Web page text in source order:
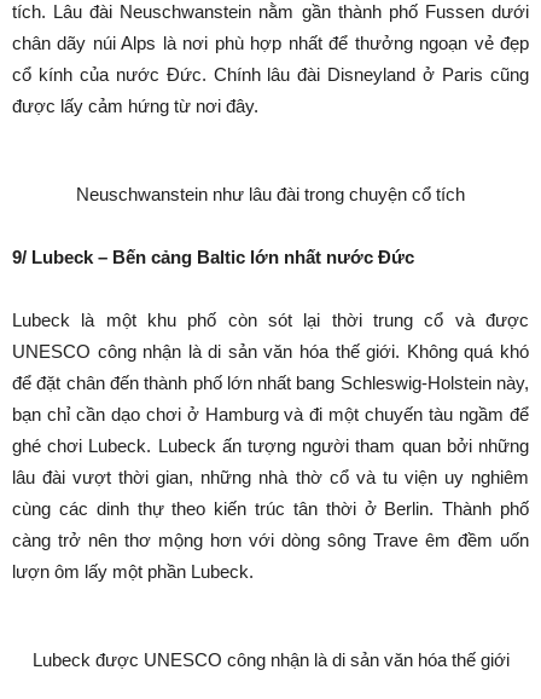
tích. Lâu đài Neuschwanstein nằm gần thành phố Fussen dưới
chân dãy núi Alps là nơi phù hợp nhất để thưởng ngoạn vẻ đẹp
cổ kính của nước Đức. Chính lâu đài Disneyland ở Paris cũng
được lấy cảm hứng từ nơi đây.
Neuschwanstein như lâu đài trong chuyện cổ tích
9/ Lubeck – Bến cảng Baltic lớn nhất nước Đức
Lubeck là một khu phố còn sót lại thời trung cổ và được
UNESCO công nhận là di sản văn hóa thế giới. Không quá khó
để đặt chân đến thành phố lớn nhất bang Schleswig-Holstein này,
bạn chỉ cần dạo chơi ở Hamburg và đi một chuyến tàu ngầm để
ghé chơi Lubeck. Lubeck ấn tượng người tham quan bởi những
lâu đài vượt thời gian, những nhà thờ cổ và tu viện uy nghiêm
cùng các dinh thự theo kiến trúc tân thời ở Berlin. Thành phố
càng trở nên thơ mộng hơn với dòng sông Trave êm đềm uốn
lượn ôm lấy một phần Lubeck.
Lubeck được UNESCO công nhận là di sản văn hóa thế giới